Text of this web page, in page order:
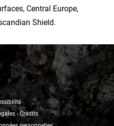
Central Europe,
Shield.
- Crédits